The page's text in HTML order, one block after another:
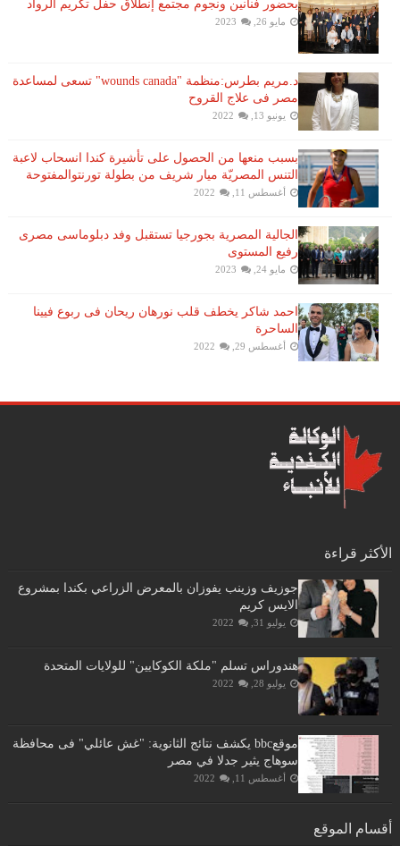
بحضور فنانين ونجوم مجتمع إنطلاق حفل تكريم الرواد
مايو 26, 2023
د.مريم بطرس:منظمة "wounds canada" تسعى لمساعدة
مصر فى علاج القروح
يونيو 13, 2022
بسبب منعها من الحصول على تأشيرة كندا انسحاب لاعبة ​
التنس​ المصريّة ​ميار شريف​ من بطولة ​تورنتو​المفتوحة
أغسطس 11, 2022
الجالية المصرية بجورجيا تستقبل وفد دبلوماسى مصرى
رفيع المستوى
مايو 24, 2023
احمد شاكر يخطف قلب نورهان ريحان فى ربوع فيينا
الساحرة
أغسطس 29, 2022
الأكثر قراءة
جوزيف وزينب يفوزان بالمعرض الزراعي بكندا بمشروع
الايس كريم
يوليو 31, 2022
هندوراس تسلم "ملكة الكوكايين" للولايات المتحدة
يوليو 28, 2022
موقعbbc يكشف نتائج الثانوية: "غش عائلي" فى محافظة
سوهاج يثير جدلا في مصر
أغسطس 11, 2022
أقسام الموقع